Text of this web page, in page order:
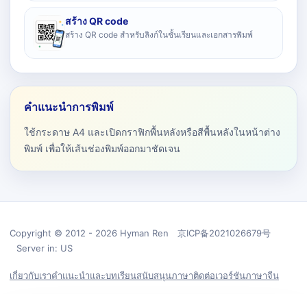
สร้าง QR code
สร้าง QR code สำหรับลิงก์ในชั้นเรียนและเอกสารพิมพ์
คำแนะนำการพิมพ์
ใช้กระดาษ A4 และเปิดกราฟิกพื้นหลังหรือสีพื้นหลังในหน้าต่าง
พิมพ์ เพื่อให้เส้นช่องพิมพ์ออกมาชัดเจน
Copyright © 2012 - 2026 Hyman Ren 京ICP备2021026679号
Server in: US
เกี่ยวกับเราคำแนะนำและบทเรียนสนับสนุนภาษาติดต่อเวอร์ชันภาษาจีน